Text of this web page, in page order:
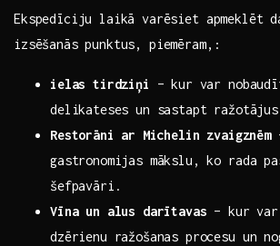
Ekspedīciju laikā varēsiet apmeklēt
izsēšanās punktus, piemēram,:
ielas tirdziņi
– kur var
delikateses un sastapt
Restorāni ar ⁢Michelin zvaigznēm
gastronomijas mākslu, ko rada
šefpavāri.
Vīna un alus darītavas – kur
dzērienu ražošanas procesu un